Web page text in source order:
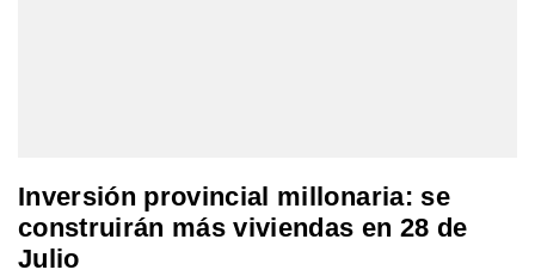
Inversión provincial millonaria: se
construirán más viviendas en 28 de
Julio